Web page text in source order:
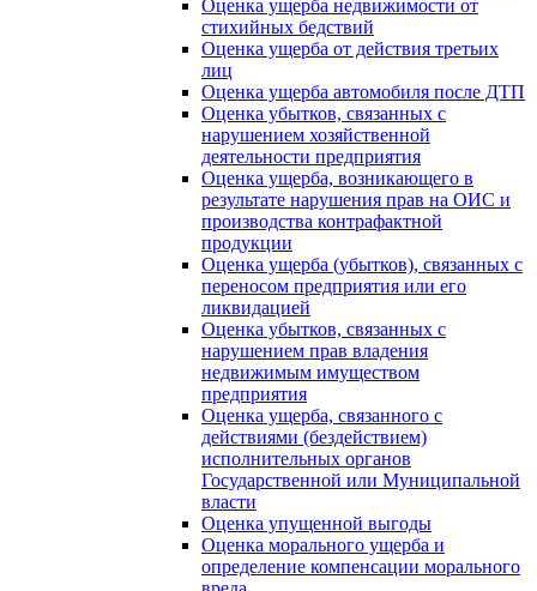
Оценка ущерба недвижимости от
стихийных бедствий
Оценка ущерба от действия третьих
лиц
Оценка ущерба автомобиля после ДТП
Оценка убытков, связанных с
нарушением хозяйственной
деятельности предприятия
Оценка ущерба, возникающего в
результате нарушения прав на ОИС и
производства контрафактной
продукции
Оценка ущерба (убытков), связанных с
переносом предприятия или его
ликвидацией
Оценка убытков, связанных с
нарушением прав владения
недвижимым имуществом
предприятия
Оценка ущерба, связанного с
действиями (бездействием)
исполнительных органов
Государственной или Муниципальной
власти
Оценка упущенной выгоды
Оценка морального ущерба и
определение компенсации морального